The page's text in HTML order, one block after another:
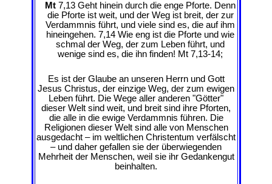
Mt 7,13 Geht hinein durch die enge Pforte. Denn
die Pforte ist weit, und der Weg ist breit, der zur
Verdammnis führt, und viele sind es, die auf ihm
hineingehen. 7,14 Wie eng ist die Pforte und wie
schmal der Weg, der zum Leben führt, und
wenige sind es, die ihn finden! Mt 7,13-14;
Es ist der Glaube an unseren Herrn und Gott
Jesus Christus, der einzige Weg, der zum ewigen
Leben führt. Die Wege aller anderen "Götter"
dieser Welt sind weit, und breit sind ihre Pforten,
die alle in die ewige Verdammnis führen. Die
Religionen dieser Welt sind alle von Menschen
ausgedacht – im weltlichen Christentum verfälscht
– und daher gefallen sie der überwiegenden
Mehrheit der Menschen, weil sie ihr Gedankengut
beinhalten.